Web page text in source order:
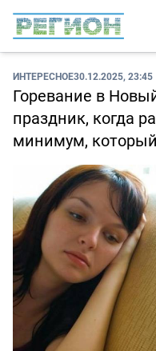
ИНТЕРЕСНОЕ30.12.2025, 23:45
Горевание в
праздник, когда
минимум,